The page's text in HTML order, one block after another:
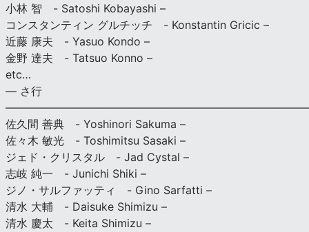
小林 智 - Satoshi Kobayashi –
コンスタンティン グルチッチ - Konstantin Gricic –
近藤 康夫 - Yasuo Kondo –
金野 達夫 - Tatsuo Konno –
etc…
— さ行
佐久間 善典 - Yoshinori Sakuma –
佐々木 敏光 - Toshimitsu Sasaki –
ジェド・クリスタル - Jad Cystal –
志岐 純一 - Junichi Shiki –
ジノ・サルファッティ - Gino Sarfatti –
清水 大輔 - Daisuke Shimizu –
清水 慶太 - Keita Shimizu –